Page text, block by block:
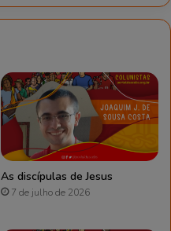
As discípulas de Jesus
7 de julho de 2026